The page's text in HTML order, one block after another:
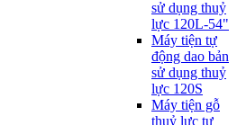
sử dụng thuỷ
lực 120L-54"
Máy tiện tự
động dao bản
sử dụng thuỷ
lực 120S
Máy tiện gỗ
thuỷ lực tự